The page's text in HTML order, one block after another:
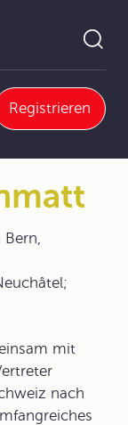
Registrieren
Dürrenmatt
mit
nach